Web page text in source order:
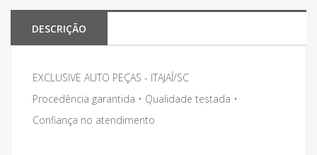
DESCRIÇÃO
EXCLUSIVE AUTO PEÇAS - ITAJAÍ/SC
Procedência garantida • Qualidade testada •
Confiança no atendimento